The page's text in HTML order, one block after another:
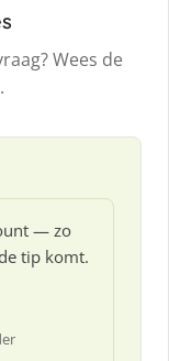
Wees de
— zo
tip komt.